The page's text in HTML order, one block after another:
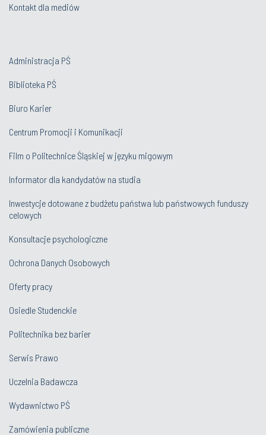
Kontakt dla mediów
Administracja PŚ
Biblioteka PŚ
Biuro Karier
Centrum Promocji i Komunikacji
Film o Politechnice Śląskiej w języku migowym
Informator dla kandydatów na studia
Inwestycje dotowane z budżetu państwa lub państwowych funduszy
celowych
Konsultacje psychologiczne
Ochrona Danych Osobowych
Oferty pracy
Osiedle Studenckie
Politechnika bez barier
Serwis Prawo
Uczelnia Badawcza
Wydawnictwo PŚ
Zamówienia publiczne